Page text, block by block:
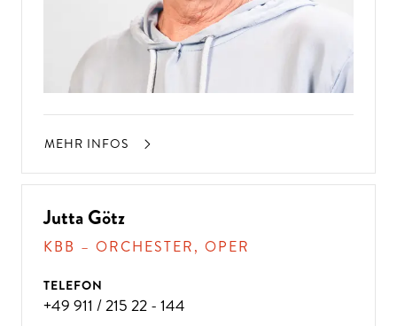
MEHR INFOS
Jutta Götz
KBB – ORCHESTER, OPER
TELEFON
+49 911 / 215 22 - 144